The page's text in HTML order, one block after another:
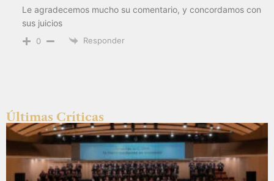
Le agradecemos mucho su comentario, y concordamos con
sus juicios
0 Responder
Últimas Críticas